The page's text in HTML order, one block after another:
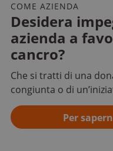
Desidera
azienda a
cancro?
COME AZIENDA
Che si tratti di una
congiunta o di
Per